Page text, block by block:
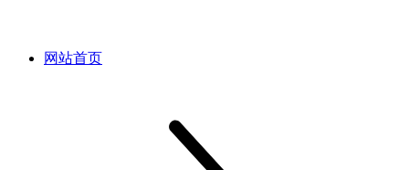
网站首页